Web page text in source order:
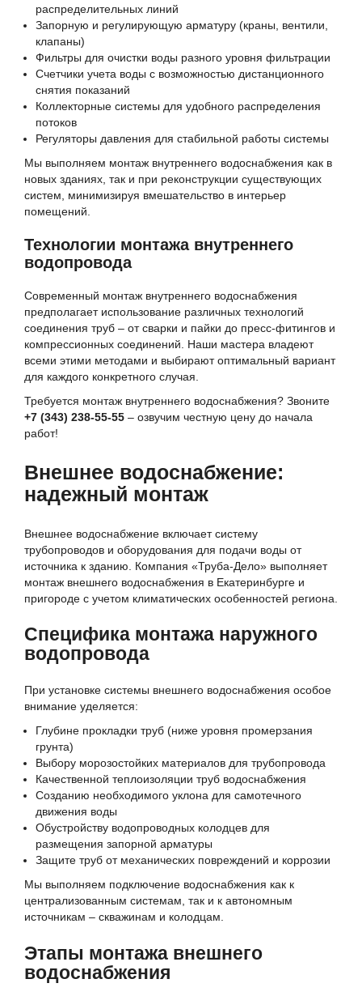
распределительных линий
Запорную и регулирующую арматуру (краны, вентили,
клапаны)
Фильтры для очистки воды разного уровня фильтрации
Счетчики учета воды с возможностью дистанционного
снятия показаний
Коллекторные системы для удобного распределения
потоков
Регуляторы давления для стабильной работы системы
Мы выполняем монтаж внутреннего водоснабжения как в
новых зданиях, так и при реконструкции существующих
систем, минимизируя вмешательство в интерьер
помещений.
Технологии монтажа внутреннего
водопровода
Современный монтаж внутреннего водоснабжения
предполагает использование различных технологий
соединения труб – от сварки и пайки до пресс-фитингов и
компрессионных соединений. Наши мастера владеют
всеми этими методами и выбирают оптимальный вариант
для каждого конкретного случая.
Требуется монтаж внутреннего водоснабжения? Звоните
+7 (343) 238-55-55 – озвучим честную цену до начала
работ!
Внешнее водоснабжение:
надежный монтаж
Внешнее водоснабжение включает систему
трубопроводов и оборудования для подачи воды от
источника к зданию. Компания «Труба-Дело» выполняет
монтаж внешнего водоснабжения в Екатеринбурге и
пригороде с учетом климатических особенностей региона.
Специфика монтажа наружного
водопровода
При установке системы внешнего водоснабжения особое
внимание уделяется:
Глубине прокладки труб (ниже уровня промерзания
грунта)
Выбору морозостойких материалов для трубопровода
Качественной теплоизоляции труб водоснабжения
Созданию необходимого уклона для самотечного
движения воды
Обустройству водопроводных колодцев для
размещения запорной арматуры
Защите труб от механических повреждений и коррозии
Мы выполняем подключение водоснабжения как к
централизованным системам, так и к автономным
источникам – скважинам и колодцам.
Этапы монтажа внешнего
водоснабжения